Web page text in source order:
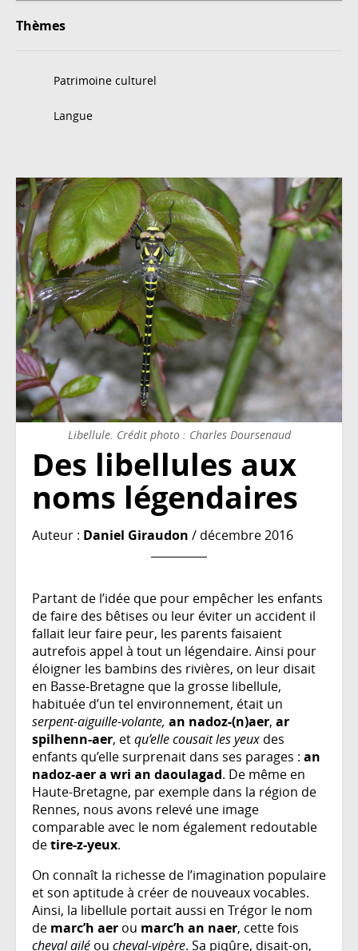
Thèmes
Patrimoine culturel
Langue
Libellule. Crédit photo : Charles Doursenaud
Des libellules aux
noms légendaires
Auteur : Daniel Giraudon / décembre 2016
Partant de l’idée que pour empêcher les enfants
de faire des bêtises ou leur éviter un accident il
fallait leur faire peur, les parents faisaient
autrefois appel à tout un légendaire. Ainsi pour
éloigner les bambins des rivières, on leur disait
en Basse-Bretagne que la grosse libellule,
habituée d’un tel environnement, était un
serpent-aiguille-volante, an nadoz-(n)aer, ar
spilhenn-aer, etqu’elle cousait les yeux des
enfants qu’elle surprenait dans ses parages : an
nadoz-aer a wri an daoulagad. De même en
Haute-Bretagne, par exemple dans la région de
Rennes, nous avons relevé une image
comparable avec le nom également redoutable
detire-z-yeux.
On connaît la richesse de l’imagination populaire
et son aptitude à créer de nouveaux vocables.
Ainsi, la libellule portait aussi en Trégor le nom
de marc’h aer ou marc’h an naer, cette fois
cheval ailé ou cheval-vipère. Sa piqûre, disait-on,